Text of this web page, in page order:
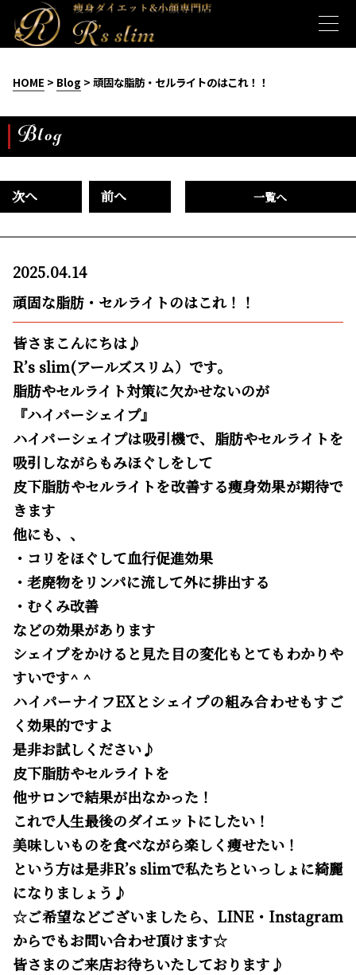
HOME > Blog > 頑固な脂肪・セルライトのはこれ！！
Blog
次へ 前へ 一覧へ
2025.04.14
頑固な脂肪・セルライトのはこれ！！
皆さまこんにちは♪
R’s slim(アールズスリム）です。
脂肪やセルライト対策に欠かせないのが
『ハイパーシェイプ』
ハイパーシェイプは吸引機で、脂肪やセルライトを
吸引しながらもみほぐしをして
皮下脂肪やセルライトを改善する痩身効果が期待で
きます
他にも、、
・コリをほぐして血行促進効果
・老廃物をリンパに流して外に排出する
・むくみ改善
などの効果があります
シェイプをかけると見た目の変化もとてもわかりや
すいです^ ^
ハイパーナイフEXとシェイプの組み合わせもすご
く効果的ですよ
是非お試しください♪
皮下脂肪やセルライトを
他サロンで結果が出なかった！
これで人生最後のダイエットにしたい！
美味しいものを食べながら楽しく痩せたい！
という方は是非R’s slimで私たちといっしょに綺麗
になりましょう♪
☆ご希望などございましたら、LINE・Instagram
からでもお問い合わせ頂けます☆
皆さまのご来店お待ちいたしております♪